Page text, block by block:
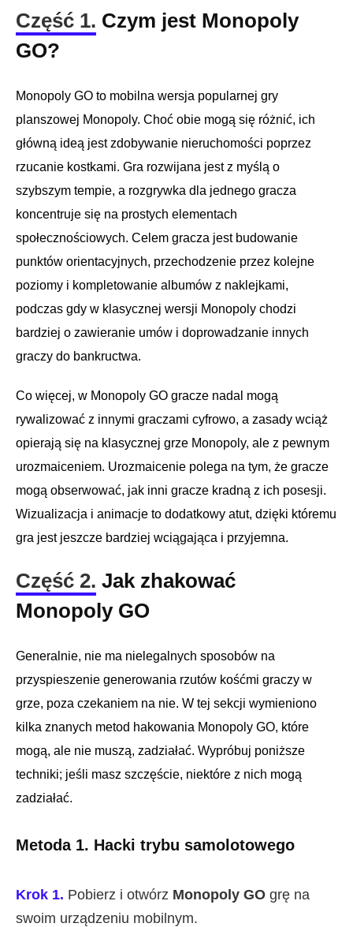
Część 1. Czym jest Monopoly
GO?
Monopoly GO to mobilna wersja popularnej gry
planszowej Monopoly. Choć obie mogą się różnić, ich
główną ideą jest zdobywanie nieruchomości poprzez
rzucanie kostkami. Gra rozwijana jest z myślą o
szybszym tempie, a rozgrywka dla jednego gracza
koncentruje się na prostych elementach
społecznościowych. Celem gracza jest budowanie
punktów orientacyjnych, przechodzenie przez kolejne
poziomy i kompletowanie albumów z naklejkami,
podczas gdy w klasycznej wersji Monopoly chodzi
bardziej o zawieranie umów i doprowadzanie innych
graczy do bankructwa.
Co więcej, w Monopoly GO gracze nadal mogą
rywalizować z innymi graczami cyfrowo, a zasady wciąż
opierają się na klasycznej grze Monopoly, ale z pewnym
urozmaiceniem. Urozmaicenie polega na tym, że gracze
mogą obserwować, jak inni gracze kradną z ich posesji.
Wizualizacja i animacje to dodatkowy atut, dzięki któremu
gra jest jeszcze bardziej wciągająca i przyjemna.
Część 2. Jak zhakować
Monopoly GO
Generalnie, nie ma nielegalnych sposobów na
przyspieszenie generowania rzutów kośćmi graczy w
grze, poza czekaniem na nie. W tej sekcji wymieniono
kilka znanych metod hakowania Monopoly GO, które
mogą, ale nie muszą, zadziałać. Wypróbuj poniższe
techniki; jeśli masz szczęście, niektóre z nich mogą
zadziałać.
Metoda 1. Hacki trybu samolotowego
Krok 1. Pobierz i otwórz Monopoly GO grę na
swoim urządzeniu mobilnym.